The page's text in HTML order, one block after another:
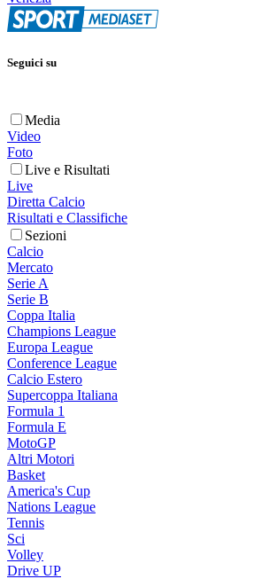
Seguici su
Media
Video
Foto
Live e Risultati
Live
Diretta Calcio
Risultati e Classifiche
Sezioni
Calcio
Mercato
Serie A
Serie B
Coppa Italia
Champions League
Europa League
Conference League
Calcio Estero
Supercoppa Italiana
Formula 1
Formula E
MotoGP
Altri Motori
Basket
America's Cup
Nations League
Tennis
Sci
Volley
Drive UP